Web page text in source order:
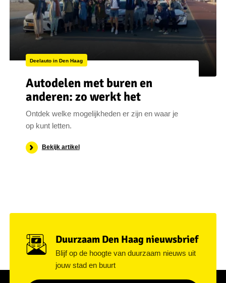
Deelauto in Den Haag
Autodelen met buren en
anderen: zo werkt het
Ontdek welke mogelijkheden er zijn en waar je
op kunt letten.
Bekijk artikel
Duurzaam Den Haag nieuwsbrief
Blijf op de hoogte van duurzaam nieuws uit
jouw stad en buurt